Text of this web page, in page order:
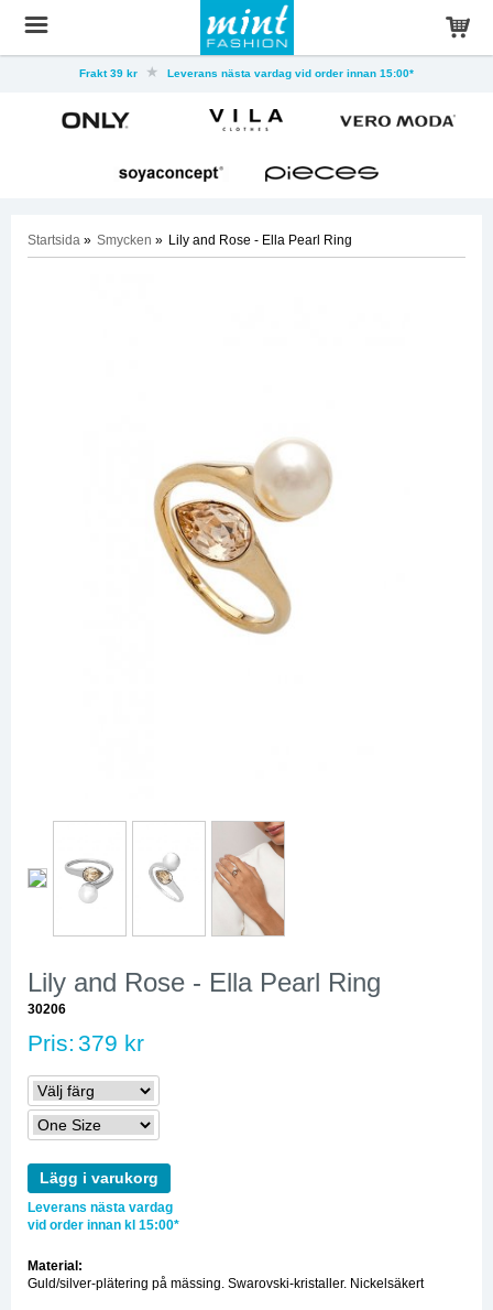
Frakt 39 kr Leverans nästa vardag vid order innan 15:00*
Startsida » Smycken » Lily and Rose - Ella Pearl Ring
Lily and Rose - Ella Pearl Ring
30206
Pris: 379 kr
Lägg i varukorg
Leverans nästa vardag
vid order innan kl 15:00*
Material:
Guld/silver-plätering på mässing. Swarovski-kristaller. Nickelsäkert